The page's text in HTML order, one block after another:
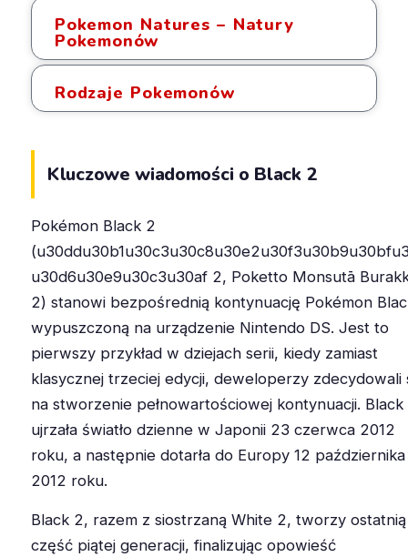
Pokemon Natures – Natury
Pokemonów
Rodzaje Pokemonów
Kluczowe wiadomości o Black 2
Pokémon Black 2
u30d6u30e9u30c3u30af 2, Poketto Monsutā
2) stanowi bezpośrednią kontynuację Pokémon
wypuszczoną na urządzenie Nintendo DS. Jest to
pierwszy przykład w dziejach serii, kiedy zamiast
klasycznej trzeciej edycji, deweloperzy zdecydowali
na stworzenie pełnowartościowej kontynuacji. Black
ujrzała światło dzienne w Japonii 23 czerwca 2012
roku, a następnie dotarła do Europy 12 października
2012 roku.
Black 2, razem z siostrzaną White 2, tworzy ostatnią
część piątej generacji, finalizując opowieść